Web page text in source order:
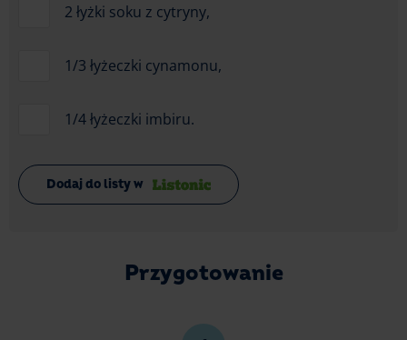
2 łyżki soku z cytryny,
1/3 łyżeczki cynamonu,
1/4 łyżeczki imbiru.
Dodaj do listy w
Przygotowanie